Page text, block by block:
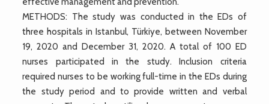
METHODS: The study was conducted in the EDs of
three hospitals in Istanbul, Türkiye, between November
19, 2020 and December 31, 2020. A total of 100 ED
nurses participated in the study. Inclusion criteria
required nurses to be working full-time in the EDs during
the study period and to provide written and verbal